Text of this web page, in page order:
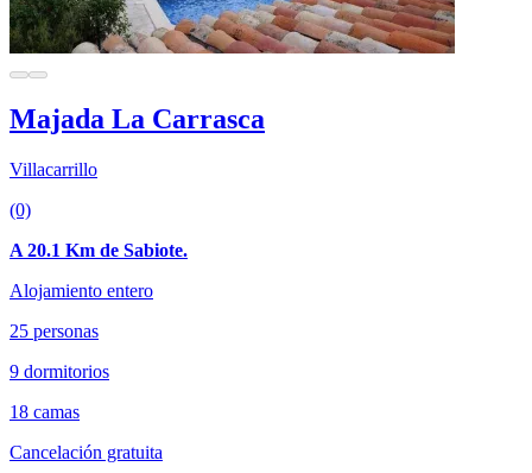
Majada La Carrasca
Villacarrillo
(0)
A 20.1 Km de Sabiote.
Alojamiento entero
25 personas
9 dormitorios
18 camas
Cancelación gratuita